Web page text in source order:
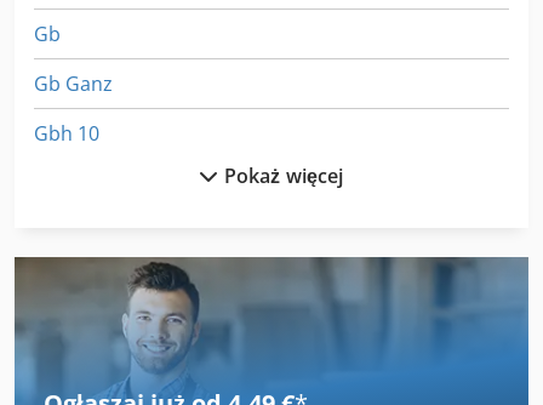
Gb
Gb Ganz
Gbh 10
Giben Smart 65
Gniazda I Pin Maszyny
Grass Bbm St
Pokaż więcej